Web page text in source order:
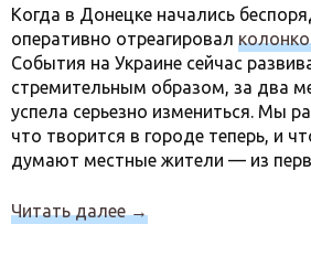
Когда в Донецке начались
оперативно отреагировал
События на Украине сейчас
стремительным образом, за два
успела серьезно измениться. Мы
что творится в городе теперь, и
думают местные жители — из
Читать далее →